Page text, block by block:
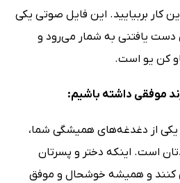
کار بربیایید. این فایل صوتی یکی
دست یافتنی به شمار می‌رود و
کن یو است.
موفقی داشته باشیم:
یکی از دغدغه‌های همیشگی شما،
است. اینکه دختر و پسرتان
کنند و همیشه خوشحال و موفق